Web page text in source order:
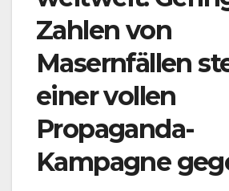
Zahlen von
Masernfällen
einer vollen
Propaganda-
Kampagne